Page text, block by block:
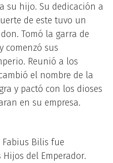
su hijo. Su dedicación a
de este tuvo un
Tomó la garra de
comenzó sus
Reunió a los
el nombre de la
y pactó con los dioses
en su empresa.
Bilis fue
del Emperador.